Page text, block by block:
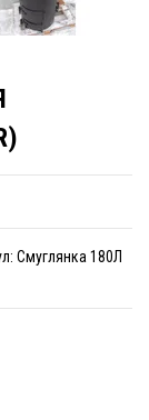
Смуглянка 180Л